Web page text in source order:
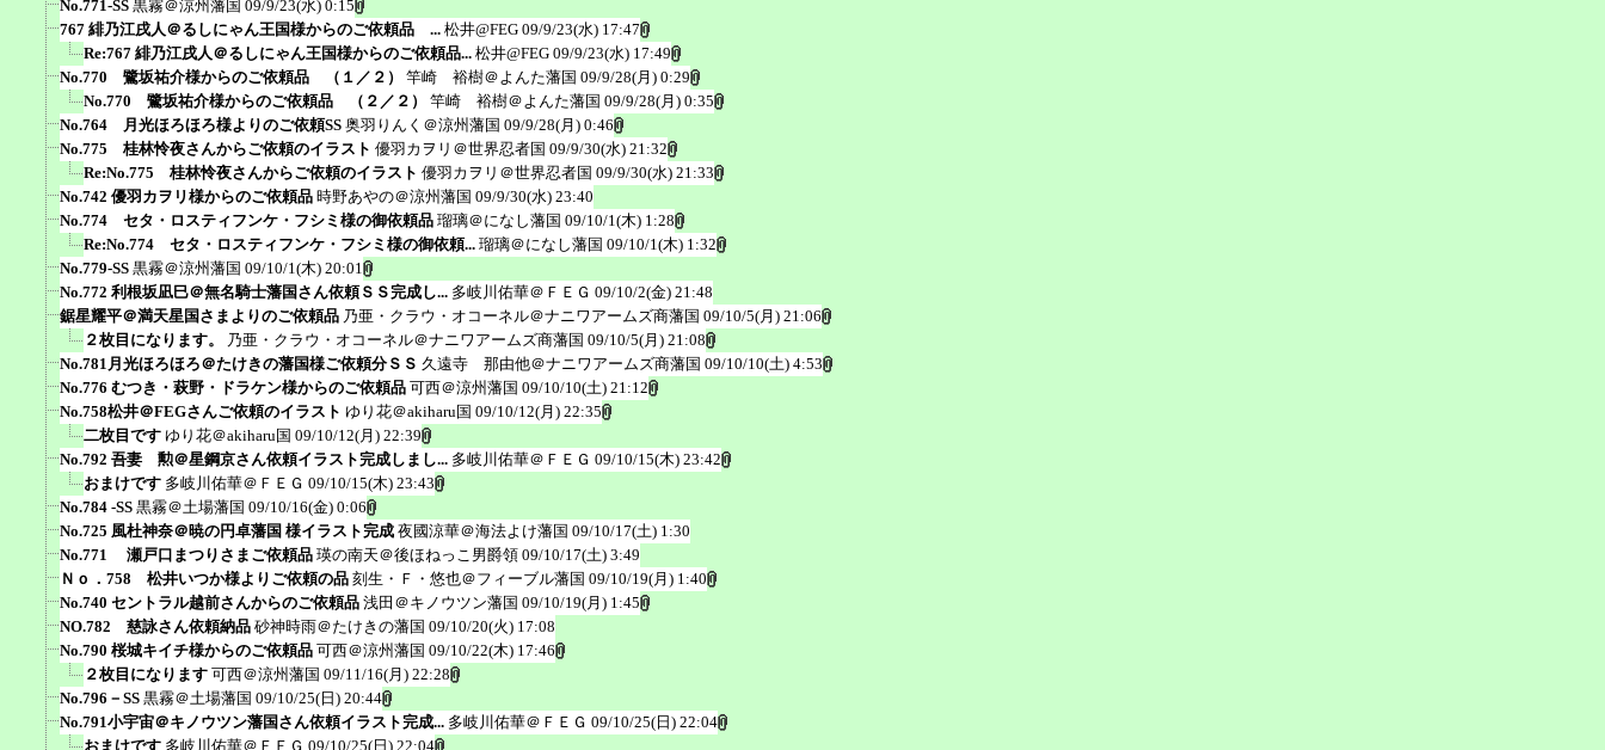
No.771-SS 黒霧＠涼州藩国 09/9/23(水) 0:15
767 緋乃江戌人＠るしにゃん王国様からのご依頼品 ... 松井@FEG 09/9/23(水) 17:47
Re:767 緋乃江戌人＠るしにゃん王国様からのご依頼品... 松井@FEG 09/9/23(水) 17:49
No.770 鷺坂祐介様からのご依頼品 （１／２）
竿崎 裕樹＠よんた藩国 09/9/28(月) 0:29
No.770 鷺坂祐介様からのご依頼品 （２／２）
竿崎 裕樹＠よんた藩国 09/9/28(月) 0:35
No.764 月光ほろほろ様よりのご依頼SS 奥羽りんく＠涼州藩国 09/9/28(月) 0:46
No.775 桂林怜夜さんからご依頼のイラスト 優羽カヲリ＠世界忍者国 09/9/30(水) 21:32
Re:No.775 桂林怜夜さんからご依頼のイラスト 優羽カヲリ＠世界忍者国 09/9/30(水) 21:33
No.742 優羽カヲリ様からのご依頼品 時野あやの＠涼州藩国 09/9/30(水) 23:40
No.774 セタ・ロスティフンケ・フシミ様の御依頼品 瑠璃＠になし藩国 09/10/1(木) 1:28
Re:No.774 セタ・ロスティフンケ・フシミ様の御依頼... 瑠璃＠になし藩国 09/10/1(木) 1:32
No.779-SS 黒霧＠涼州藩国 09/10/1(木) 20:01
No.772 利根坂凪巳＠無名騎士藩国さん依頼ＳＳ完成し... 多岐川佑華＠ＦＥＧ 09/10/2(金) 21:48
鋸星耀平＠満天星国さまよりのご依頼品 乃亜・クラウ・オコーネル＠ナニワアームズ商藩国 09/10/5(月) 21:06
２枚目になります。
乃亜・クラウ・オコーネル＠ナニワアームズ商藩国 09/10/5(月) 21:08
No.781月光ほろほろ＠たけきの藩国様ご依頼分ＳＳ 久遠寺 那由他＠ナニワアームズ商藩国 09/10/10(土) 4:53
No.776 むつき・萩野・ドラケン様からのご依頼品 可西＠涼州藩国 09/10/10(土) 21:12
No.758松井＠FEGさんご依頼のイラスト ゆり花＠akiharu国 09/10/12(月) 22:35
二枚目です ゆり花＠akiharu国 09/10/12(月) 22:39
No.792 吾妻 勲＠星鋼京さん依頼イラスト完成しまし... 多岐川佑華＠ＦＥＧ 09/10/15(木) 23:42
おまけです 多岐川佑華＠ＦＥＧ 09/10/15(木) 23:43
No.784 -SS 黒霧＠土場藩国 09/10/16(金) 0:06
No.725 風杜神奈＠暁の円卓藩国 様イラスト完成 夜國涼華＠海法よけ藩国 09/10/17(土) 1:30
No.771 瀬戸口まつりさまご依頼品 瑛の南天＠後ほねっこ男爵領 09/10/17(土) 3:49
Ｎｏ．758 松井いつか様よりご依頼の品 刻生・Ｆ・悠也＠フィーブル藩国 09/10/19(月) 1:40
No.740 セントラル越前さんからのご依頼品 浅田＠キノウツン藩国 09/10/19(月) 1:45
NO.782 慈詠さん依頼納品 砂神時雨＠たけきの藩国 09/10/20(火) 17:08
No.790 桜城キイチ様からのご依頼品 可西＠涼州藩国 09/10/22(木) 17:46
２枚目になります 可西＠涼州藩国 09/11/16(月) 22:28
No.796－SS 黒霧＠土場藩国 09/10/25(日) 20:44
No.791小宇宙＠キノウツン藩国さん依頼イラスト完成... 多岐川佑華＠ＦＥＧ 09/10/25(日) 22:04
おまけです 多岐川佑華＠ＦＥＧ 09/10/25(日) 22:04